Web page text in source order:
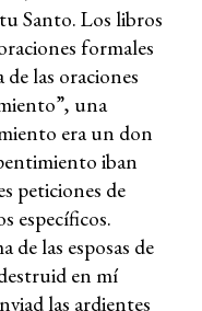
Santo. Los libros
formales
las oraciones
una
era un don
iban
peticiones de
específicos.
de las esposas de
en mí
las ardientes